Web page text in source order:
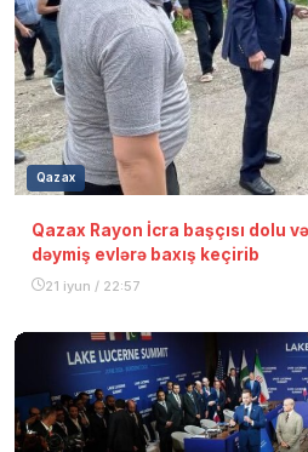
Qazax
Qazax Rayon İcra başçısı dolu
dəymiş evlərə baxış keçirib
21 iyun / 22:57